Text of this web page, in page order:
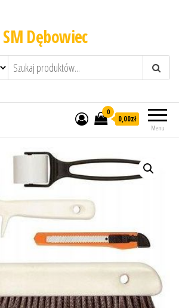
SM Dębowiec
Menu
0
0,00zł